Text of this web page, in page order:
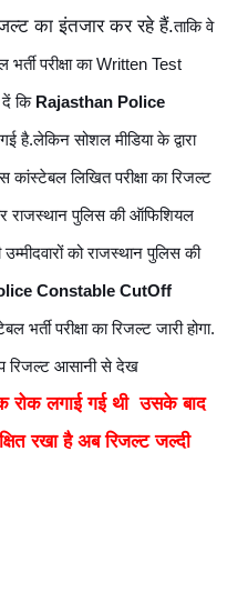
का इंतजार कर रहे हैं.ताकि वे
परीक्षा का Written Test
कि Rajasthan Police
सोशल मीडिया के द्वारा
लिखित परीक्षा का रिजल्ट
राजस्थान पुलिस की ऑफिशियल
को राजस्थान पुलिस की
Constable CutOff
परीक्षा का रिजल्ट जारी होगा.
रिजल्ट आसानी से देख
रोक लगाई गई थी उसके बाद
रखा है अब रिजल्ट जल्दी